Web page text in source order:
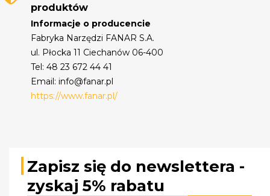
produktów
Informacje o producencie
Fabryka Narzędzi FANAR S.A.
ul. Płocka 11 Ciechanów 06-400
Tel: 48 23 672 44 41
Email: info@fanar.pl
https://www.fanar.pl/
Zapisz się do newslettera -
zyskaj 5% rabatu